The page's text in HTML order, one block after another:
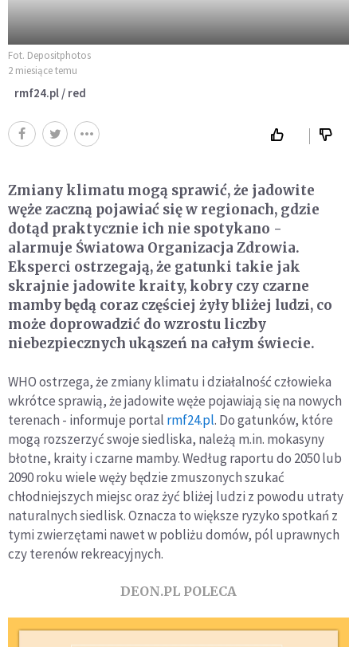
Fot. Depositphotos
2 miesiące temu
rmf24.pl / red
Zmiany klimatu mogą sprawić, że jadowite
węże zaczną pojawiać się w regionach, gdzie
dotąd praktycznie ich nie spotykano -
alarmuje Światowa Organizacja Zdrowia.
Eksperci ostrzegają, że gatunki takie jak
skrajnie jadowite kraity, kobry czy czarne
mamby będą coraz częściej żyły bliżej ludzi, co
może doprowadzić do wzrostu liczby
niebezpiecznych ukąszeń na całym świecie.
WHO ostrzega, że zmiany klimatu i działalność człowieka
wkrótce sprawią, że jadowite węże pojawiają się na nowych
terenach - informuje portal rmf24.pl. Do gatunków, które
mogą rozszerzyć swoje siedliska, należą m.in. mokasyny
błotne, kraity i czarne mamby. Według raportu do 2050 lub
2090 roku wiele węży będzie zmuszonych szukać
chłodniejszych miejsc oraz żyć bliżej ludzi z powodu utraty
naturalnych siedlisk. Oznacza to większe ryzyko spotkań z
tymi zwierzętami nawet w pobliżu domów, pól uprawnych
czy terenów rekreacyjnych.
DEON.PL POLECA